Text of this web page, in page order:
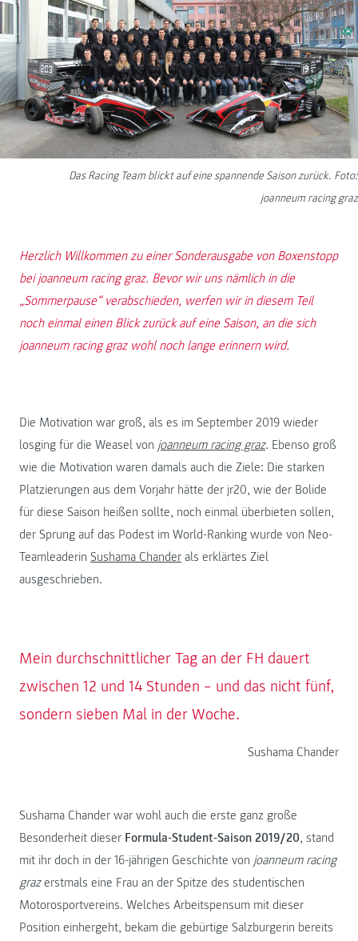
Das Racing Team blickt auf eine spannende Saison zurück. Foto:
joanneum racing graz
Herzlich Willkommen zu einer Sonderausgabe von Boxenstopp
bei joanneum racing graz. Bevor wir uns nämlich in die
„Sommerpause“ verabschieden, werfen wir in diesem Teil
noch einmal einen Blick zurück auf eine Saison, an die sich
joanneum racing graz wohl noch lange erinnern wird.
Die Motivation war groß, als es im September 2019 wieder
losging für die Weasel von joanneum racing graz. Ebenso groß
wie die Motivation waren damals auch die Ziele: Die starken
Platzierungen aus dem Vorjahr hätte der jr20, wie der Bolide
für diese Saison heißen sollte, noch einmal überbieten sollen,
der Sprung auf das Podest im World-Ranking wurde von Neo-
Teamleaderin Sushama Chander als erklärtes Ziel
ausgeschrieben.
Mein durchschnittlicher Tag an der FH dauert
zwischen 12 und 14 Stunden – und das nicht fünf,
sondern sieben Mal in der Woche.
Sushama Chander
Sushama Chander war wohl auch die erste ganz große
Besonderheit dieser Formula-Student-Saison 2019/20, stand
mit ihr doch in der 16-jährigen Geschichte von joanneum racing
grazerstmals eine Frau an der Spitze des studentischen
Motorosportvereins. Welches Arbeitspensum mit dieser
Position einhergeht, bekam die gebürtige Salzburgerin bereits